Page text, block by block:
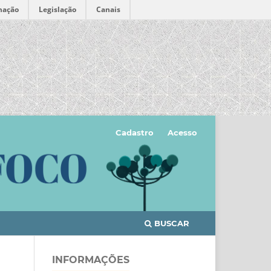
Legislação Canais
BUSCAR
Cadastro Acesso
INFORMAÇÕES